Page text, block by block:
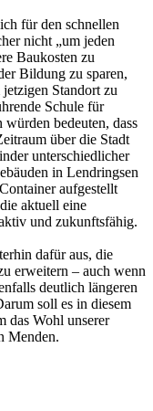
für den schnellen
nicht „um jeden
Baukosten zu
Bildung zu sparen,
Standort zu
Schule für
bedeuten, dass
über die Stadt
unterschiedlicher
in Lendringsen
aufgestellt
aktuell eine
und zukunftsfähig.
dafür aus, die
erweitern – auch wenn
deutlich längeren
soll es in diesem
das Wohl unserer
Menden.